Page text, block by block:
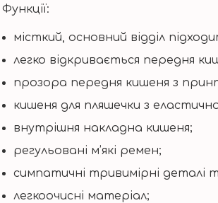
Функції:
місткий, основний відділ
легко відкривається передня
прозора передня кишеня з
кишеня для пляшечки з
внутрішня накладна кишеня;
регульовані м’які ремен;
симпатичні тривимірні деталі
легкоочисні матеріал;